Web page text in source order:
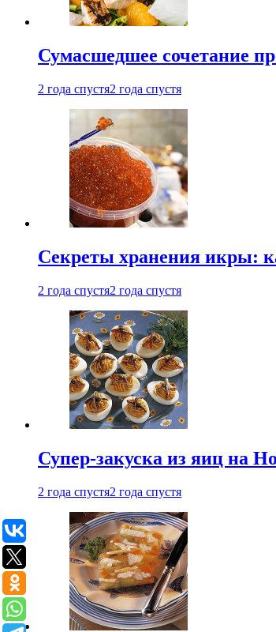
Сумасшедшее сочетание
2 года спустя2 года спустя
Секреты хранения икры:
2 года спустя2 года спустя
Супер-закуска из яиц на
2 года спустя2 года спустя